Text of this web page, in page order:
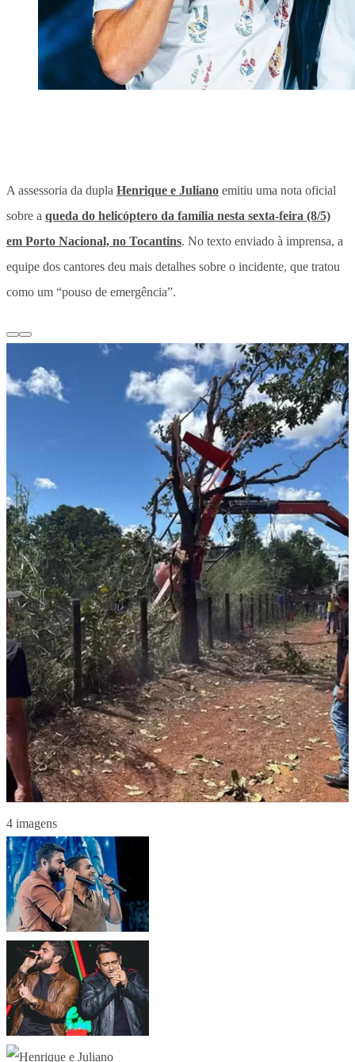
A assessoria da dupla Henrique e Juliano emitiu uma nota oficial
sobre a queda do helicóptero da família nesta sexta-feira (8/5)
em Porto Nacional, no Tocantins. No texto enviado à imprensa, a
equipe dos cantores deu mais detalhes sobre o incidente, que tratou
como um “pouso de emergência”.
4 imagens